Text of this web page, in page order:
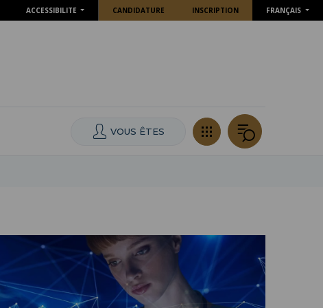
ACCESSIBILITE CANDIDATURE INSCRIPTION FRANÇAIS
VOUS ÊTES